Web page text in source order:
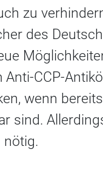
zu
des
CCP-
wenn
sind.
nötig.